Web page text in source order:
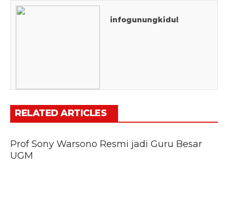
infogunungkidul
RELATED ARTICLES
Prof Sony Warsono Resmi jadi Guru Besar
UGM